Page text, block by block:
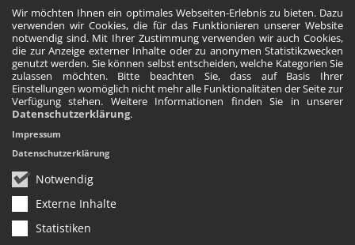
Wir möchten Ihnen ein optimales Webseiten-Erlebnis zu bieten. Dazu
verwenden wir Cookies, die für das Funktionieren unserer Website
notwendig sind. Mit Ihrer Zustimmung verwenden wir auch Cookies,
die zur Anzeige externer Inhalte oder zu anonymen Statistikzwecken
genutzt werden. Sie können selbst entscheiden, welche Kategorien Sie
zulassen möchten. Bitte beachten Sie, dass auf Basis Ihrer
Einstellungen womöglich nicht mehr alle Funktionalitäten der Seite zur
Verfügung stehen. Weitere Informationen finden Sie in unserer
Datenschutzerklärung.
Notwendig
Externe Inhalte
Statistiken
Impressum
Datenschutzerklärung